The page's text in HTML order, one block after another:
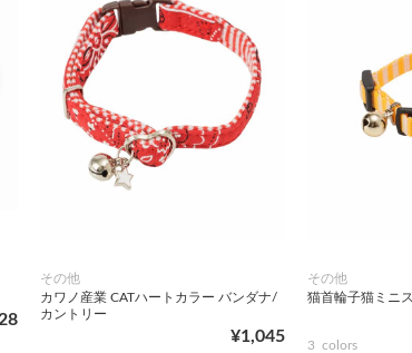
その他
カワノ産業 CATハートカラー バンダナ/
カントリー
¥1,045
その他
猫首輪子猫ミニ
3 colors